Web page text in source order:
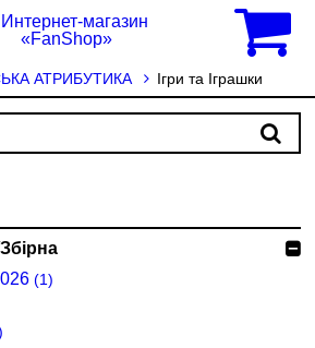
АТРИБУТИКА Ігри та Іграшки
(1)